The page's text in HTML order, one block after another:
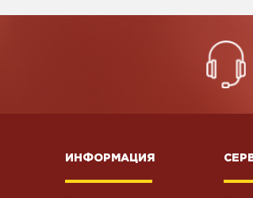
ИНФОРМАЦИЯ